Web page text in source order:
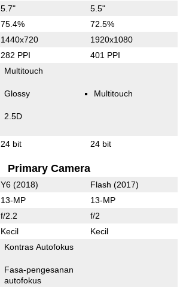
5.7" 5.5"
75.4% 72.5%
1440x720 1920x1080
282 PPI 401 PPI
Multitouch
Glossy
2.5D
Multitouch
24 bit 24 bit
Primary Camera
Y6 (2018) Flash (2017)
13-MP 13-MP
f/2.2 f/2
Kecil Kecil
Kontras Autofokus
Fasa-pengesanan
autofokus